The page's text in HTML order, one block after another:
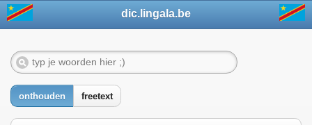
dic.lingala.be
onthouden freetext